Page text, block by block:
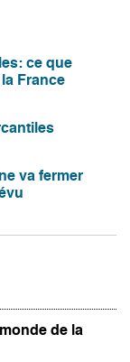
ce que
France
va fermer
de la